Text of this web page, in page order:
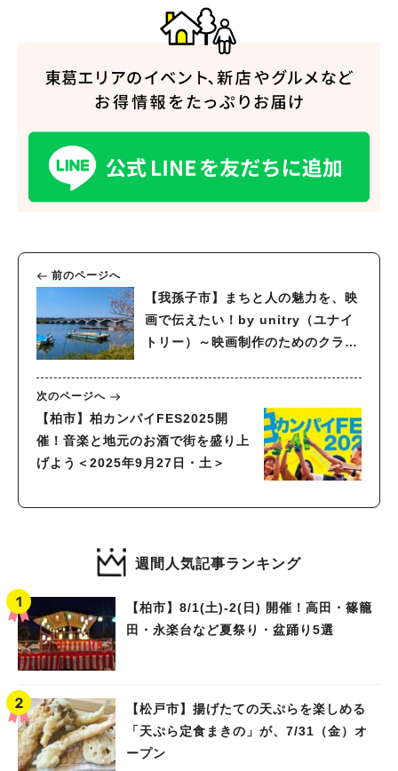
前のページへ
【我孫子市】まちと人の魅力を、映
画で伝えたい！by unitry（ユナイ
トリー）～映画制作のためのクラウ
次のページへ
【柏市】柏カンパイFES2025開
催！音楽と地元のお酒で街を盛り上
げよう＜2025年9月27日・土＞
週間人気記事ランキング
【柏市】8/1(土)‐2(日) 開催！高田・篠籠
田・永楽台など夏祭り・盆踊り5選
【松戸市】揚げたての天ぷらを楽しめる
「天ぷら定食まきの」が、7/31（金）オ
ープン